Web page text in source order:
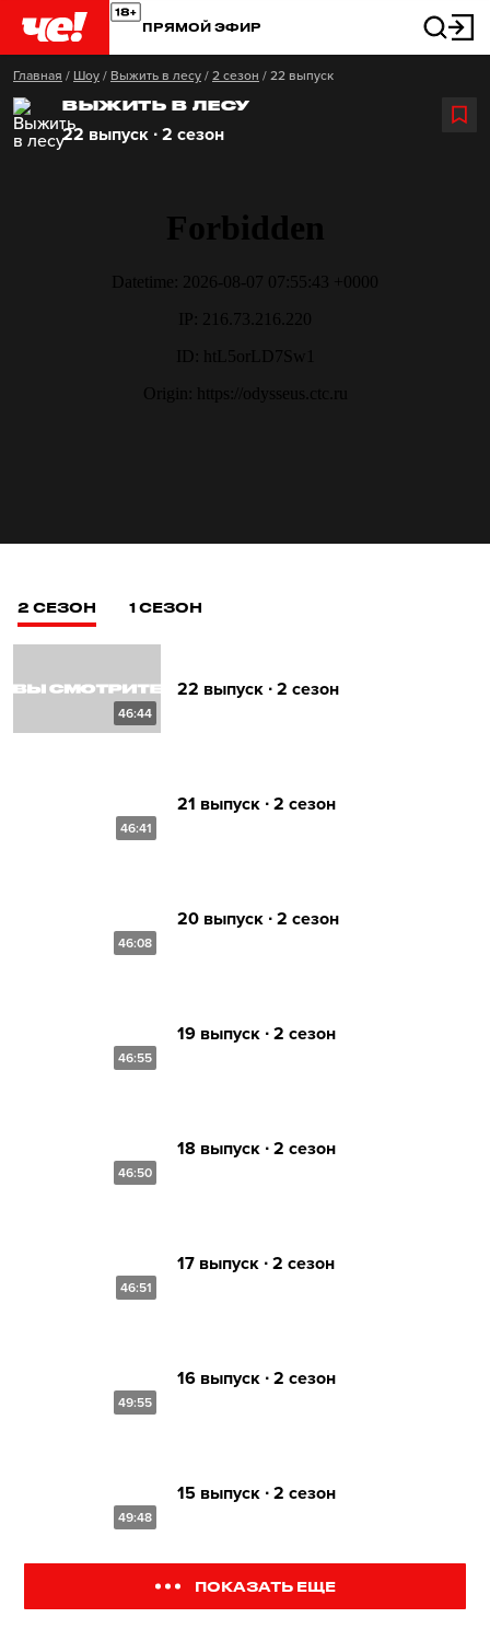
ПРЯМОЙ ЭФИР
Главная / Шоу / Выжить в лесу / 2 сезон / 22 выпуск
ВЫЖИТЬ В ЛЕСУ
22 выпуск ∙ 2 сезон
2 СЕЗОН 1 СЕЗОН
46:44
22 выпуск ∙ 2 сезон
46:41
21 выпуск ∙ 2 сезон
46:08
20 выпуск ∙ 2 сезон
46:55
19 выпуск ∙ 2 сезон
46:50
18 выпуск ∙ 2 сезон
46:51
17 выпуск ∙ 2 сезон
49:55
16 выпуск ∙ 2 сезон
49:48
15 выпуск ∙ 2 сезон
ПОКАЗАТЬ ЕЩЕ